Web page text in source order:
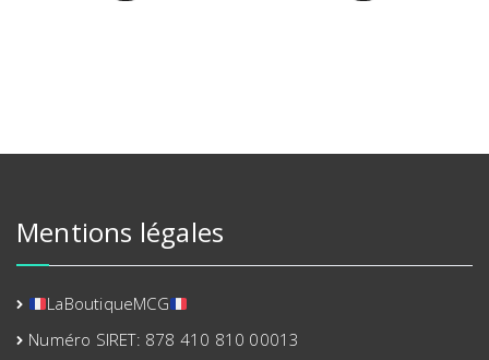
être
la
du
produit
être
du
Mentions légales
LaBoutiqueMCG
Numéro SIRET: 878 410 810 00013